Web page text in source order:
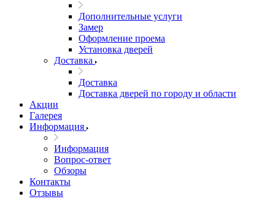
Дополнительные услуги
Замер
Оформление проема
Установка дверей
Доставка
Доставка
Доставка дверей по городу и области
Акции
Галерея
Информация
Информация
Вопрос-ответ
Обзоры
Контакты
Отзывы